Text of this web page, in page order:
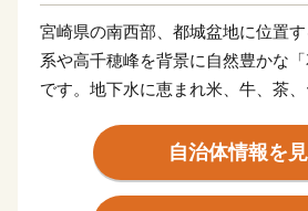
宮崎県の南西部、都城盆地に位置
系や高千穂峰を背景に自然豊かな「
です。地下水に恵まれ米、牛、茶
り」「棒踊り」など郷土芸能が今
がれています。車で宮崎空港から
ら７０分程度とアクセスしやすく
自治体情報を